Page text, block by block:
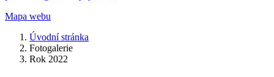
Mapa webu
Úvodní stránka
Fotogalerie
Rok 2022